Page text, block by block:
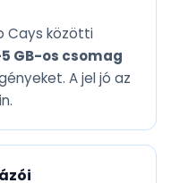
Cays közötti
GB-os csomag
A jel jó az